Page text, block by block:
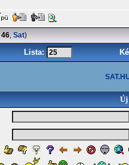
46, Sat)
Lista:
Új